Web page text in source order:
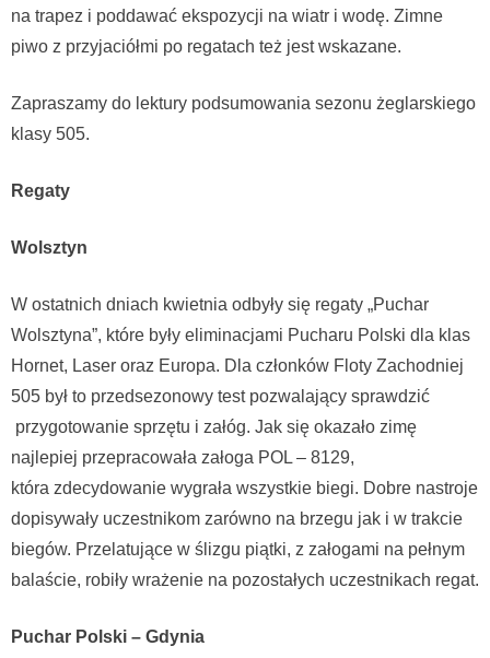
na trapez i poddawać ekspozycji na wiatr i wodę. Zimne
piwo z przyjaciółmi po regatach też jest wskazane.
Zapraszamy do lektury podsumowania sezonu żeglarskiego
klasy 505.
Regaty
Wolsztyn
W ostatnich dniach kwietnia odbyły się regaty „Puchar
Wolsztyna”, które były eliminacjami Pucharu Polski dla klas
Hornet, Laser oraz Europa. Dla członków Floty Zachodniej
505 był to przedsezonowy test pozwalający sprawdzić
przygotowanie sprzętu i załóg. Jak się okazało zimę
najlepiej przepracowała załoga POL – 8129,
która zdecydowanie wygrała wszystkie biegi. Dobre nastroje
dopisywały uczestnikom zarówno na brzegu jak i w trakcie
biegów. Przelatujące w ślizgu piątki, z załogami na pełnym
balaście, robiły wrażenie na pozostałych uczestnikach regat.
Puchar Polski – Gdynia